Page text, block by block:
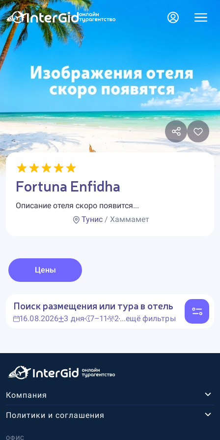
Fortuna Enfidha
Описание отеля скоро появится...
Тунис/ Хаммамет
Цены
Поиск размещения или тура в отель
16.08.2026 3 дня 7–11 2...ещё фильтры
Компания
ОФИС
Политики и соглашения